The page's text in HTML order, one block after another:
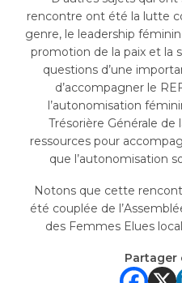
rencontre ont été la lutte
genre, le leadership
promotion de la paix et la
questions d’une
d’accompagner le
l’autonomisation
Trésorière Générale de
ressources pour
que l’autonomisation
Notons que cette
été couplée de
des Femmes Elues
Partager